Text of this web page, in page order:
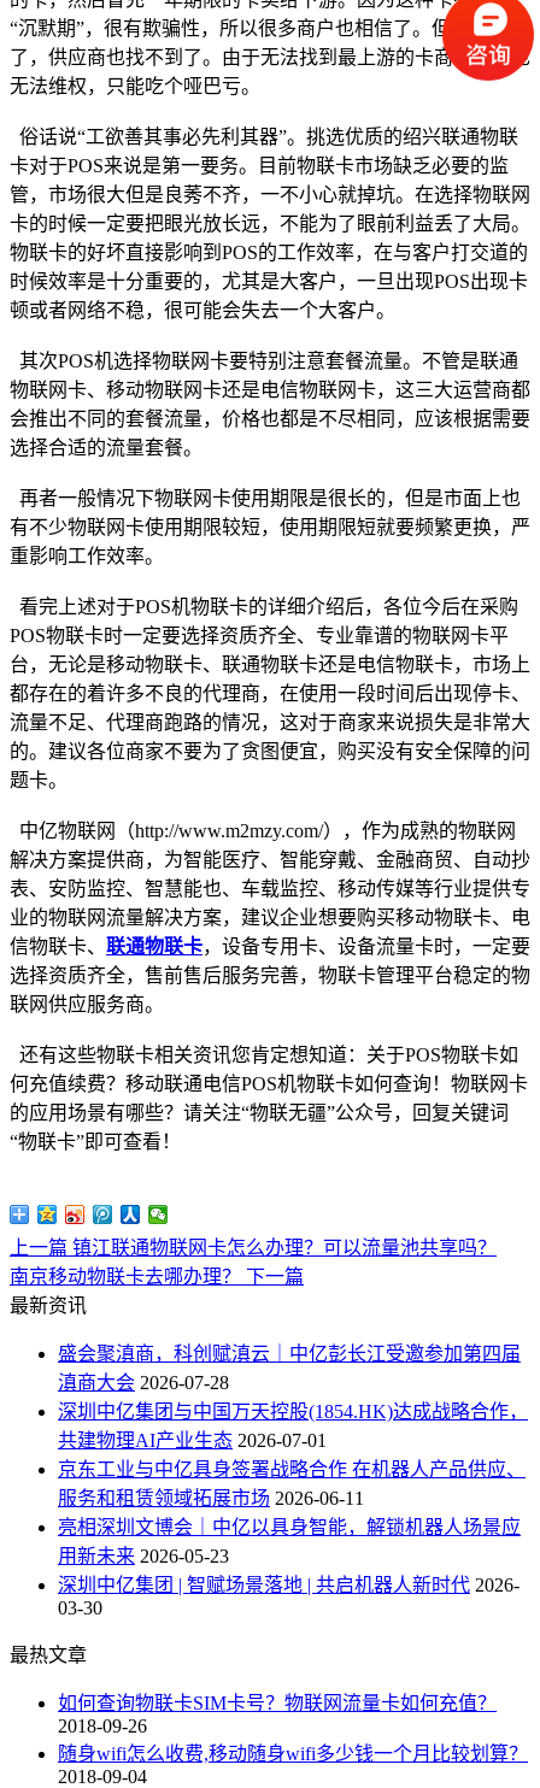
“沉默期”，很有欺骗性，所以很多商户也相信了。但等到卡停
了，供应商也找不到了。由于无法找到最上游的卡商续费，也
无法维权，只能吃个哑巴亏。
俗话说“工欲善其事必先利其器”。挑选优质的绍兴联通物联
卡对于POS来说是第一要务。目前物联卡市场缺乏必要的监
管，市场很大但是良莠不齐，一不小心就掉坑。在选择物联网
卡的时候一定要把眼光放长远，不能为了眼前利益丢了大局。
物联卡的好坏直接影响到POS的工作效率，在与客户打交道的
时候效率是十分重要的，尤其是大客户，一旦出现POS出现卡
顿或者网络不稳，很可能会失去一个大客户。
其次POS机选择物联网卡要特别注意套餐流量。不管是联通
物联网卡、移动物联网卡还是电信物联网卡，这三大运营商都
会推出不同的套餐流量，价格也都是不尽相同，应该根据需要
选择合适的流量套餐。
再者一般情况下物联网卡使用期限是很长的，但是市面上也
有不少物联网卡使用期限较短，使用期限短就要频繁更换，严
重影响工作效率。
看完上述对于POS机物联卡的详细介绍后，各位今后在采购
POS物联卡时一定要选择资质齐全、专业靠谱的物联网卡平
台，无论是移动物联卡、联通物联卡还是电信物联卡，市场上
都存在的着许多不良的代理商，在使用一段时间后出现停卡、
流量不足、代理商跑路的情况，这对于商家来说损失是非常大
的。建议各位商家不要为了贪图便宜，购买没有安全保障的问
题卡。
中亿物联网（http://www.m2mzy.com/），作为成熟的物联网
解决方案提供商，为智能医疗、智能穿戴、金融商贸、自动抄
表、安防监控、智慧能也、车载监控、移动传媒等行业提供专
业的物联网流量解决方案，建议企业想要购买移动物联卡、电
信物联卡、 联通物联卡，设备专用卡、设备流量卡时，一定要
选择资质齐全，售前售后服务完善，物联卡管理平台稳定的物
联网供应服务商。
还有这些物联卡相关资讯您肯定想知道：关于POS物联卡如
何充值续费？移动联通电信POS机物联卡如何查询！物联网卡
的应用场景有哪些？请关注“物联无疆”公众号，回复关键词
“物联卡”即可查看！
上一篇 镇江联通物联网卡怎么办理？可以流量池共享吗？
南京移动物联卡去哪办理？ 下一篇
最新资讯
盛会聚滇商，科创赋滇云｜中亿彭长江受邀参加第四届
滇商大会 2026-07-28
深圳中亿集团与中国万天控股(1854.HK)达成战略合作，
共建物理AI产业生态 2026-07-01
京东工业与中亿具身签署战略合作 在机器人产品供应、
服务和租赁领域拓展市场 2026-06-11
亮相深圳文博会｜中亿以具身智能，解锁机器人场景应
用新未来 2026-05-23
深圳中亿集团 | 智赋场景落地 | 共启机器人新时代 2026-
03-30
最热文章
如何查询物联卡SIM卡号？物联网流量卡如何充值？
2018-09-26
随身wifi怎么收费,移动随身wifi多少钱一个月比较划算？
2018-09-04